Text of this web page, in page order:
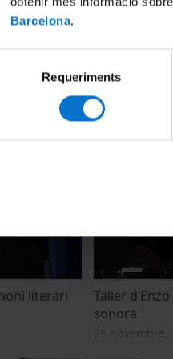
Barcelona.
Requeriments
género
literari
Taller
sonora
25 novembre,